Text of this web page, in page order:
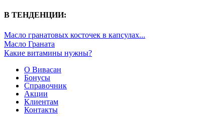
В ТЕНДЕНЦИИ:
Масло гранатовых косточек в капсулах...
Масло Граната
Какие витамины нужны?
О Вивасан
Бонусы
Справочник
Акции
Клиентам
Контакты